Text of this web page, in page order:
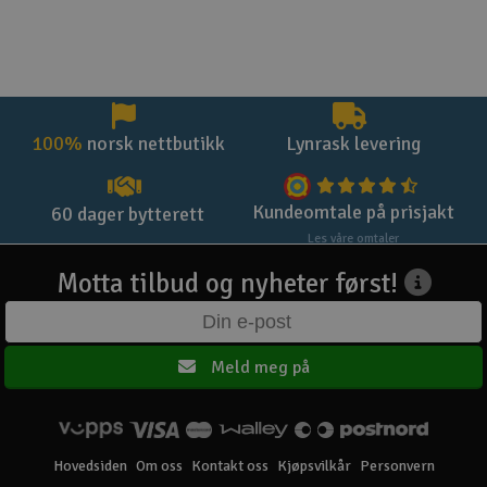
100% norsk nettbutikk Lynrask levering
60 dager bytterett Kundeomtale på prisjakt
Les våre omtaler
Motta tilbud og nyheter først!
Meld meg på
Hovedsiden Om oss Kontakt oss Kjøpsvilkår Personvern